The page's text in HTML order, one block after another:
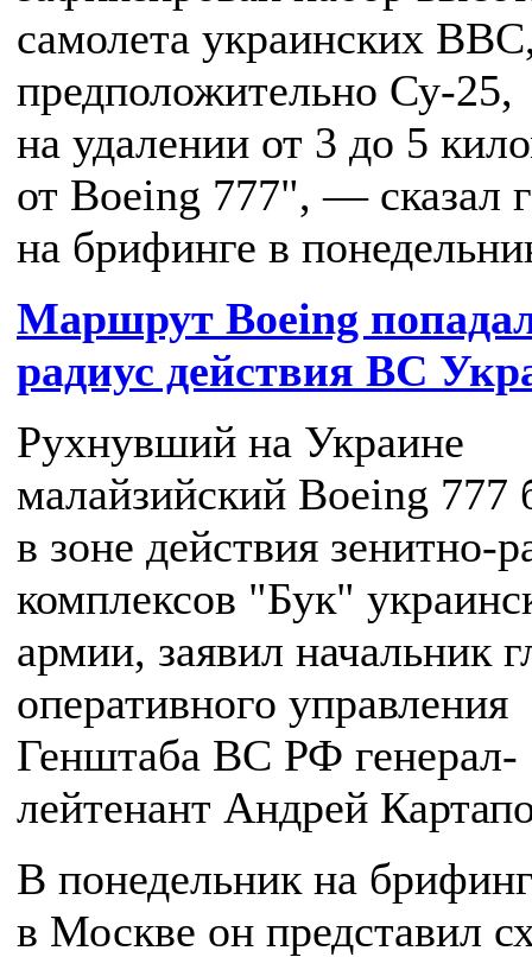
самолета украинских
предположительно Су-25,
на удалении от 3 до 5
от Boeing 777", — сказал
на брифинге в
Маршрут Boeing
радиус действия ВС
Рухнувший на Украине
малайзийский Boeing 777
в зоне действия зенитно-
комплексов "Бук"
армии, заявил начальник
оперативного управления
Генштаба ВС РФ генерал-
лейтенант Андрей
В понедельник на
в Москве он представил